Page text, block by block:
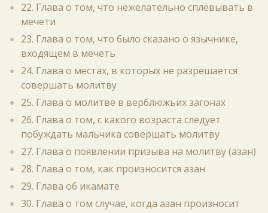
22. Глава о том, что нежелательно сплёвывать в
мечети
23. Глава о том, что было сказано о язычнике,
входящем в мечеть
24. Глава о местах, в которых не разрешается
совершать молитву
25. Глава о молитве в верблюжьих загонах
26. Глава о том, с какого возраста следует
побуждать мальчика совершать молитву
27. Глава о появлении призыва на молитву (азан)
28. Глава о том, как произносится азан
29. Глава об икамате
30. Глава о том случае, когда азан произносит